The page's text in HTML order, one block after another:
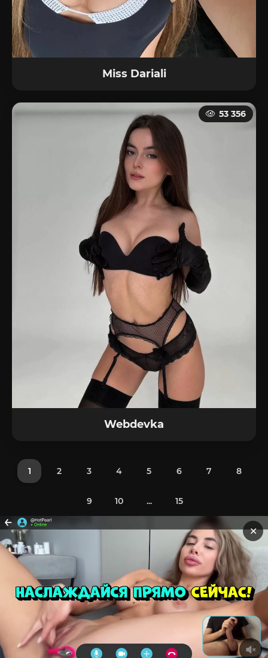
Главная БлогершиМодели
Miss Dariali
Webdevka
53 356
1 2 3 4 5 6 7 8
9 10 ... 15
SLIV.COM
КАРТА САЙТА RSS ЛЕНТА ОБРАТНАЯ СВЯЗЬ
© 2025 Данный веб-сайт содержит контент для взрослых. Если
вам не исполнилось 18 лет, пожалуйста, немедленно закройте
данную страницу. Все материалы, размещенные на этом сайте,
взяты из общедоступных источников и размещены
исключительно с информационной целью.
✕